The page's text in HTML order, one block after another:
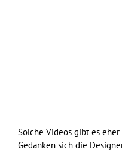
Solche Videos gibt es
Gedanken sich die